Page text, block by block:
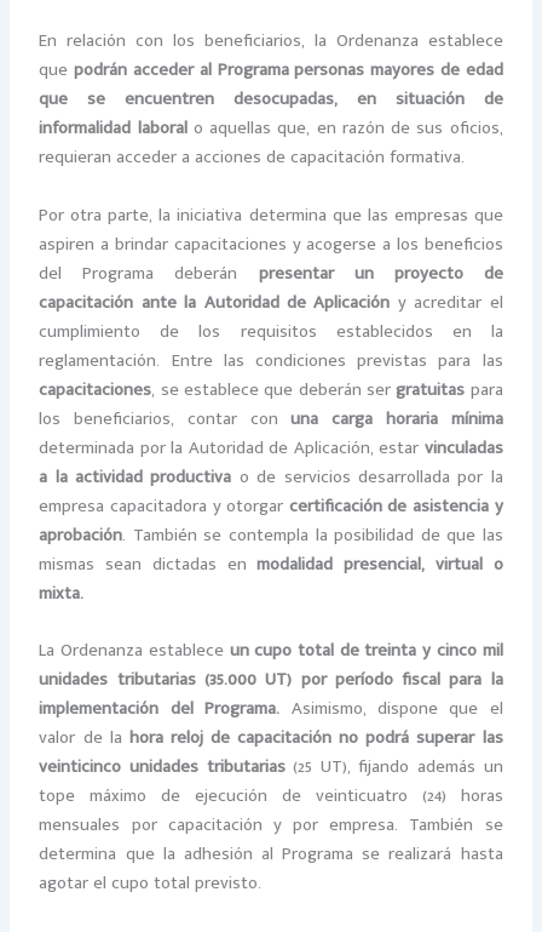
En relación con los beneficiarios, la Ordenanza establece
quepodrán acceder al Programa personas mayores de edad
que se encuentren desocupadas, en situación de
informalidad laboralo aquellas que, en razón de sus oficios,
requieran acceder a acciones de capacitación formativa.
Por otra parte, la iniciativa determina que las empresas que
aspiren a brindar capacitaciones y acogerse a los beneficios
del Programa deberán presentar un
proyecto de
capacitación ante la Autoridad de Aplicación y acreditar el
cumplimiento de los requisitos establecidos en la
reglamentación. Entre las condiciones previstas para las
capacitaciones, se establece que deberán sergratuitas para
los beneficiarios, contar conuna carga horaria mínima
determinada por la Autoridad de Aplicación, estar vinculadas
a la actividad productiva o de servicios desarrollada por la
empresa capacitadora y otorgar certificación de asistencia y
aprobación. También se contempla la posibilidad de que las
mismas sean dictadas enmodalidad presencial, virtual o
mixta.
La Ordenanza establece un cupo total de treinta y cinco mil
unidades tributarias (35.000 UT) por período fiscal para la
implementación del Programa. Asimismo, dispone que el
valor de la hora reloj de capacitación no podrá superar las
veinticinco unidades tributarias(25 UT), fijando además un
tope máximo de ejecución de veinticuatro (24) horas
mensuales por capacitación y por empresa. También se
determina que la adhesión al Programa se realizará hasta
agotar el cupo total previsto.